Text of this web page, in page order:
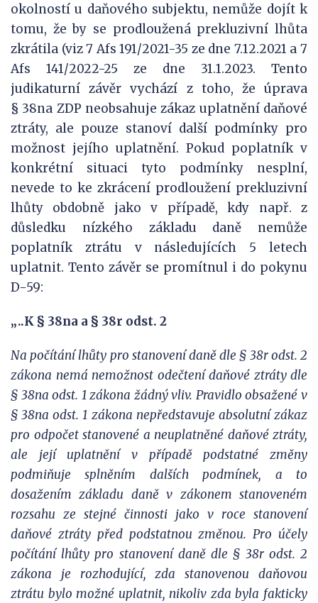
okolností u daňového subjektu, nemůže dojít k
tomu, že by se prodloužená prekluzivní lhůta
zkrátila (viz 7 Afs 191/2021-35 ze dne 7.12.2021 a 7
Afs 141/2022-25 ze dne 31.1.2023. Tento
judikaturní závěr vychází z toho, že úprava
§ 38na ZDP neobsahuje zákaz uplatnění daňové
ztráty, ale pouze stanoví další podmínky pro
možnost jejího uplatnění. Pokud poplatník v
konkrétní situaci tyto podmínky nesplní,
nevede to ke zkrácení prodloužení prekluzivní
lhůty obdobně jako v případě, kdy např. z
důsledku nízkého základu daně nemůže
poplatník ztrátu v následujících 5 letech
uplatnit. Tento závěr se promítnul i do pokynu
D-59:
„..K § 38na a § 38r odst. 2
Na počítání lhůty pro stanovení daně dle § 38r odst. 2
zákona nemá nemožnost odečtení daňové ztráty dle
§ 38na odst. 1 zákona žádný vliv. Pravidlo obsažené v
§38na odst. 1 zákona nepředstavuje absolutní zákaz
pro odpočet stanovené a neuplatněné daňové ztráty,
ale její uplatnění v případě podstatné změny
podmiňujesplněním dalších podmínek, a to
dosažením základu daně v zákonem stanoveném
rozsahu ze stejné činnosti jako v roce stanovení
daňové ztráty před podstatnouzměnou. Pro účely
počítání lhůty pro stanovení daně dle § 38r odst. 2
zákona je rozhodující, zda stanovenou daňovou
ztrátu bylo možné uplatnit, nikoliv zda byla fakticky